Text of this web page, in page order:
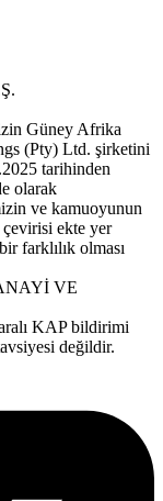
Güney Afrika
(Pty) Ltd. şirketini
tarihinden
olarak
ve kamuoyunun
çevirisi ekte yer
farklılık olması
VE
KAP bildirimi
değildir.